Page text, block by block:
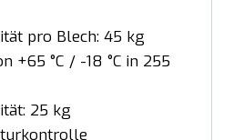
pro Blech: 45 kg
+65 °C / -18 °C in 255
25 kg